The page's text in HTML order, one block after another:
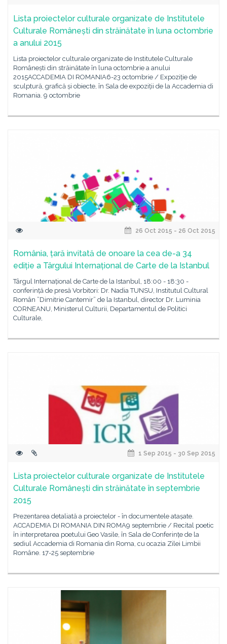
Lista proiectelor culturale organizate de Institutele
Culturale Românești din străinătate în luna octombrie
a anului 2015
Lista proiectelor culturale organizate de Institutele Culturale
Românești din străinătate în luna octombrie a anului
2015ACCADEMIA DI ROMANIA6-23 octombrie / Expoziție de
sculptură, grafică și obiecte, în Sala de expoziții de la Accademia di
Romania. 9 octombrie
26 Oct 2015 - 26 Oct 2015
România, țară invitată de onoare la cea de-a 34
ediție a Târgului Internațional de Carte de la Istanbul
Târgul Internațional de Carte de la Istanbul, 18:00 - 18:30 -
conferință de presă Vorbitori: Dr. Nadia TUNSU, Institutul Cultural
Român ”Dimitrie Cantemir” de la Istanbul, director Dr. Luminia
CORNEANU, Ministerul Culturii, Departamentul de Politici
Culturale,
1 Sep 2015 - 30 Sep 2015
Lista proiectelor culturale organizate de Institutele
Culturale Românești din străinătate în septembrie
2015
Prezentarea detaliată a proiectelor - în documentele atașate.
ACCADEMIA DI ROMANIA DIN ROMA9 septembrie / Recital poetic
în interpretarea poetului Geo Vasile, în Sala de Conferințe de la
sediul Accademia di Romania din Roma, cu ocazia Zilei Limbii
Române. 17-25 septembrie